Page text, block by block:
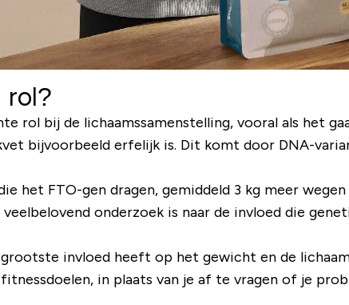
rol?
rol bij de lichaamssamenstelling, vooral als het
bijvoorbeeld erfelijk is. Dit komt door DNA-
het FTO-gen dragen, gemiddeld 3 kg meer
onderzoek is naar de invloed die
invloed heeft op het gewicht en de
in plaats van je af te vragen of je